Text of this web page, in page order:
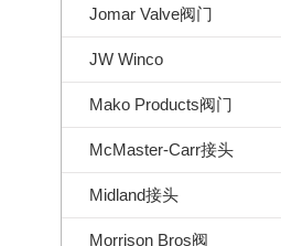
Jomar Valve阀门
JW Winco
Mako Products阀门
McMaster-Carr接头
Midland接头
Morrison Bros阀